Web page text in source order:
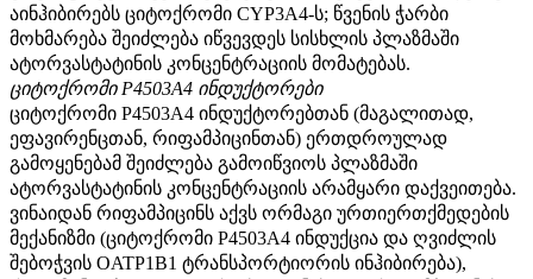
აინჰიბირებს ციტოქრომი CYP3A4-ს; წვენის ჭარბი
მოხმარება შეიძლება იწვევდეს სისხლის პლაზმაში
ატორვასტატინის კონცენტრაციის მომატებას.
ციტოქრომი P4503A4 ინდუქტორები
ციტოქრომი P4503A4 ინდუქტორებთან (მაგალითად,
ეფავირენცთან, რიფამპიცინთან) ერთდროულად
გამოყენებამ შეიძლება გამოიწვიოს პლაზმაში
ატორვასტატინის კონცენტრაციის არამყარი დაქვეითება.
ვინაიდან რიფამპიცინს აქვს ორმაგი ურთიერთქმედების
მექანიზმი (ციტოქრომი P4503A4 ინდუქცია და ღვიძლის
შებოჭვის OATP1B1 ტრანსპორტიორის ინჰიბირება),